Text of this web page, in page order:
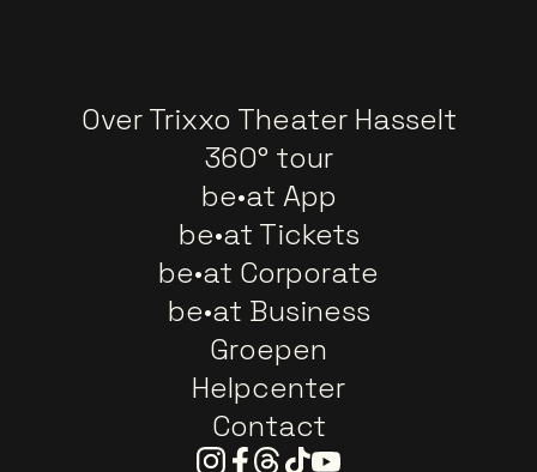
Over Trixxo Theater Hasselt
360° tour
be•at App
be•at Tickets
be•at Corporate
be•at Business
Groepen
Helpcenter
Contact
Instagram
Facebook
Threads
TiktokYoutube